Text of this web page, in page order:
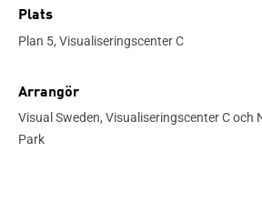
Plats
Plan 5, Visualiseringscenter C
Arrangör
Visual Sweden, Visualiseringscenter C och
Park